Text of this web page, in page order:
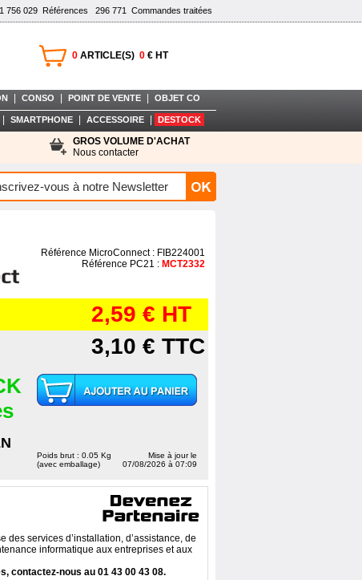
1 756 029 Références 296 771 Commandes traitées
0 ARTICLE(S) 0 € HT
CONSO POINT DE VENTE OBJET CO
SMARTPHONE ACCESSOIRE DESTOCK
GROS VOLUME D'ACHAT
Nous contacter
Référence MicroConnect : FIB224001
Référence PC21 : MCT2332
2,59 € HT
3,10 € TTC
Poids brut : 0.05 Kg
(avec emballage)
Mise à jour le
07/08/2026 à 07:09
des services d’installation, d’assistance, de
informatique aux entreprises et aux
contactez-nous au 01 43 00 43 08.